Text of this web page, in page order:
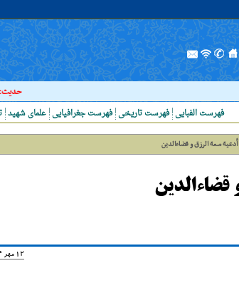
حدیث:
علمای شهید فهرست جغرافیایی فهرست تاریخی فهرست الفبایی
سعة الرزق و قضاءالدین
قضاءالدین
12 مهر 1394, 19:44